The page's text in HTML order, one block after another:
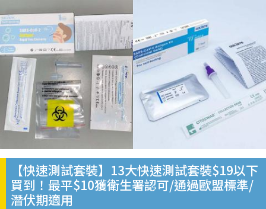
【快速測試套裝】13大快速測試套裝$19以下
買到！最平$10獲衛生署認可/通過歐盟標準/
潛伏期適用